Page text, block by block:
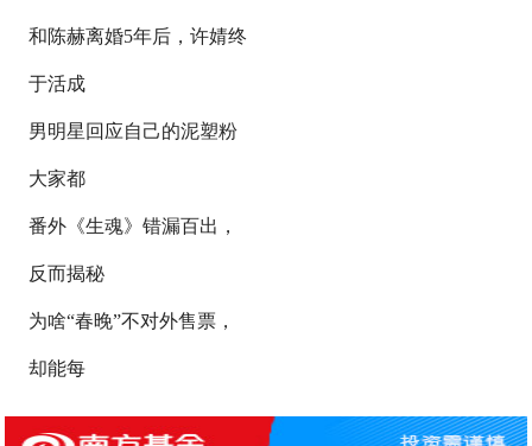
和陈赫离婚5年后，许婧终
于活成
男明星回应自己的泥塑粉
大家都
番外《生魂》错漏百出，
反而揭秘
为啥“春晚”不对外售票，
却能每